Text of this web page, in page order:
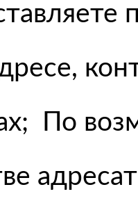
По